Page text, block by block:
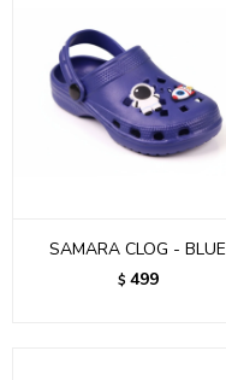
SAMARA CLOG - BLUE
$ 499